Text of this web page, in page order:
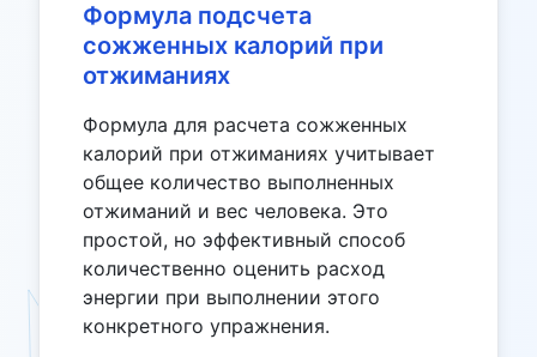
Формула подсчета
сожженных калорий при
отжиманиях
Формула для расчета сожженных
калорий при отжиманиях учитывает
общее количество выполненных
отжиманий и вес человека. Это
простой, но эффективный способ
количественно оценить расход
энергии при выполнении этого
конкретного упражнения.